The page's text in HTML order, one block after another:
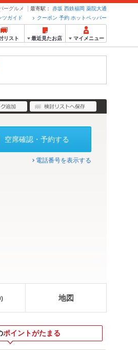
ーグルメ 最寄駅： 赤坂 西鉄福岡 薬院大通
クーポン 予約 ホットペッパー
ツガイド
リスト 最近見たお店 マイメニュー
空席確認・予約する
電話番号を表示する
) 地図
ポイントがたまる